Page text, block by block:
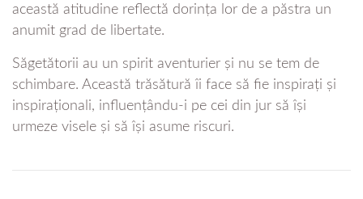
această atitudine reflectă dorința lor de a păstra un
anumit grad de libertate.
Săgetătorii au un spirit aventurier și nu se tem de
schimbare. Această trăsătură îi face să fie inspirați și
inspiraționali, influențându-i pe cei din jur să își
urmeze visele și să își asume riscuri.